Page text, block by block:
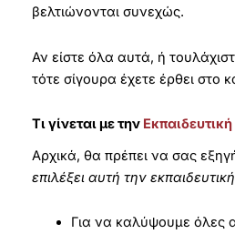
βελτιώνονται συνεχώς.
Αν είστε όλα αυτά, ή
τότε σίγουρα έχετε έρθει στο
Τι γίνεται με την
Αρχικά, θα πρέπει να σας
επιλέξει αυτή την
Για να καλύψουμε όλες